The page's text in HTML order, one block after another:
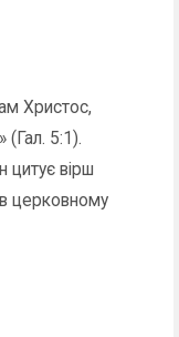
Христос,
(Гал. 5:1).
цитує вірш
церковному